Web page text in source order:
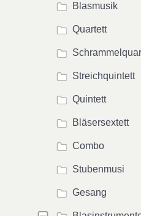
Blasmusik
Quartett
Streichquintett
Quintett
Bläsersextett
Combo
Stubenmusi
Gesang